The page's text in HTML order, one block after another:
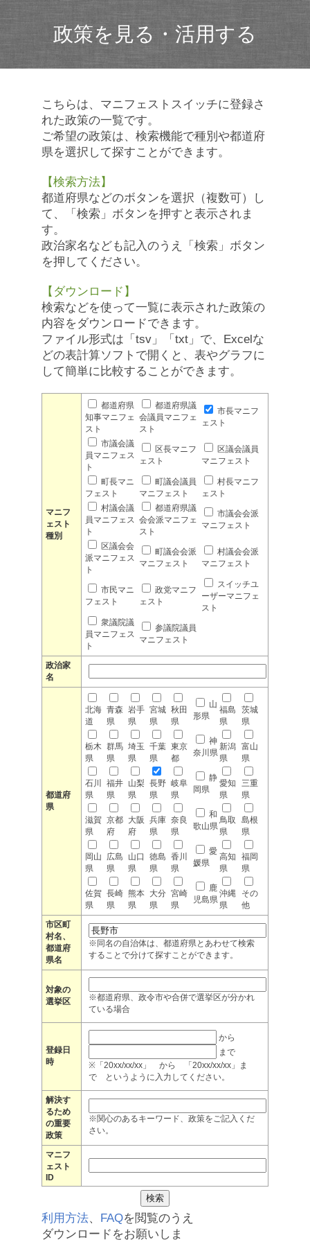
政策を見る・活用する
こちらは、マニフェストスイッチに登録さ
れた政策の一覧です。
ご希望の政策は、検索機能で種別や都道府
県を選択して探すことができます。
【検索方法】
都道府県などのボタンを選択（複数可）し
て、「検索」ボタンを押すと表示されま
す。
政治家名なども記入のうえ「検索」ボタン
を押してください。
【ダウンロード】
検索などを使って一覧に表示された政策の
内容をダウンロードできます。
ファイル形式は「tsv」「txt」で、Excelな
どの表計算ソフトで開くと、表やグラフに
して簡単に比較することができます。
マニフ
ェスト
種別
都道府県
知事マニフェ
スト
都道府県議
会議員マニフェ
スト
市長マニフ
ェスト
市議会議
員マニフェス
ト
区長マニフ
ェスト
区議会議員
マニフェスト
町長マニ
フェスト
町議会議員
マニフェスト
村長マニフ
ェスト
村議会議
員マニフェス
ト
都道府県議
会会派マニフェ
スト
市議会会派
マニフェスト
区議会会
派マニフェス
ト
町議会会派
マニフェスト
村議会会派
マニフェスト
市民マニ
フェスト
政党マニフ
ェスト
スイッチユ
ーザーマニフェ
スト
衆議院議
員マニフェス
ト
参議院議員
マニフェスト
政治家
名
都道府
県
北海
道
青森
県
岩手
県
宮城
県
秋田
県
山
形県
福島
県
茨城
県
栃木
県
群馬
県
埼玉
県
千葉
県
東京
都
神
奈川県
新潟
県
富山
県
石川
県
福井
県
山梨
県
長野
県
岐阜
県
静
岡県
愛知
県
三重
県
滋賀
県
京都
府
大阪
府
兵庫
県
奈良
県
和
歌山県
鳥取
県
島根
県
岡山
県
広島
県
山口
県
徳島
県
香川
県
愛
媛県
高知
県
福岡
県
佐賀
県
長崎
県
熊本
県
大分
県
宮崎
県
鹿
児島県
沖縄
県
その
他
市区町
村名、
都道府
県名
※同名の自治体は、都道府県とあわせて検索
することで分けて探すことができます。
対象の
選挙区
※都道府県、政令市や合併で選挙区が分かれ
ている場合
登録日
時
から
まで
※「20xx/xx/xx」 から 「20xx/xx/xx」ま
で というように入力してください。
解決す
るため
の重要
政策
※関心のあるキーワード、政策をご記入くだ
さい。
マニフ
ェスト
ID
利用方法、 FAQを閲覧のうえ
ダウンロードをお願いしま